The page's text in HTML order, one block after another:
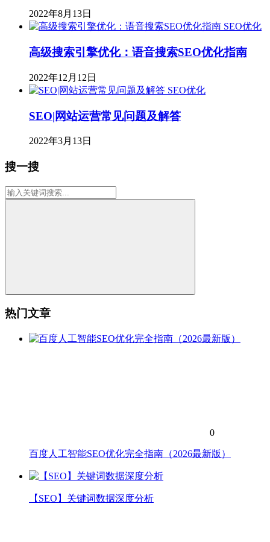
2022年8月13日
SEO优化
高级搜索引擎优化：语音搜索SEO优化指南
2022年12月12日
SEO优化
SEO|网站运营常见问题及解答
2022年3月13日
搜一搜
热门文章
0
百度人工智能SEO优化完全指南（2026最新版）
【SEO】关键词数据深度分析